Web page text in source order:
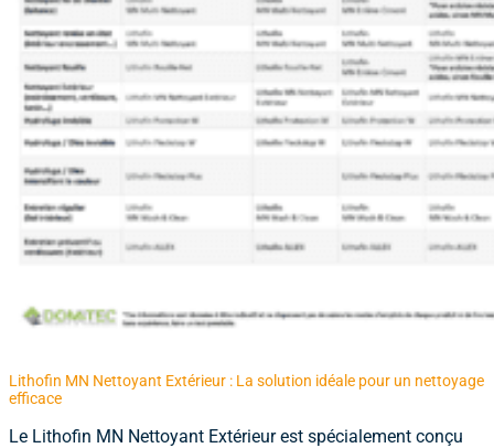
Lithofin MN Nettoyant Extérieur : La solution idéale pour un nettoyage
efficace
Le Lithofin MN Nettoyant Extérieurest spécialement conçu